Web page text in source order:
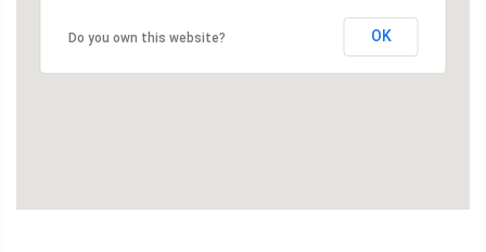
Do you own this website? OK